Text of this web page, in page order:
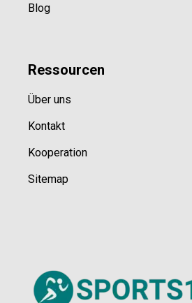
Blog
Ressourcen
Über uns
Kontakt
Kooperation
Sitemap